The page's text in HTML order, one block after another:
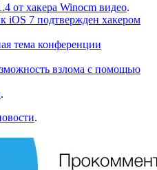
от хакера Winocm видео.
iOS 7 подтвержден хакером
тема конференции
взлома с помощью
.
.